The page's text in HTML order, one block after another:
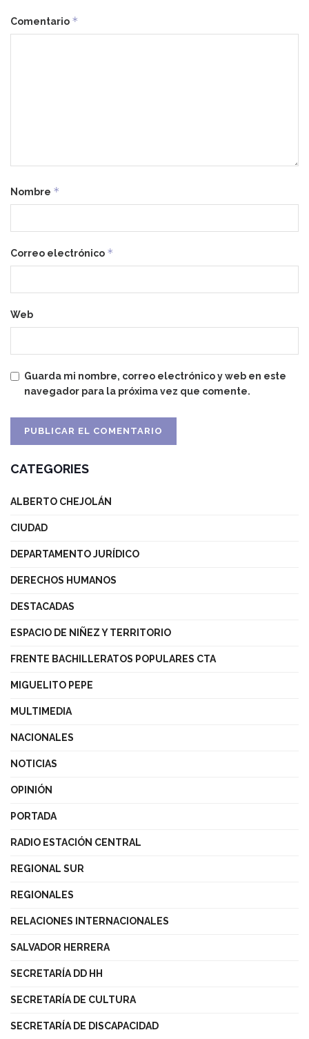
Comentario *
Nombre *
Correo electrónico *
Web
Guarda mi nombre, correo electrónico y web en este
navegador para la próxima vez que comente.
CATEGORIES
ALBERTO CHEJOLÁN
CIUDAD
DEPARTAMENTO JURÍDICO
DERECHOS HUMANOS
DESTACADAS
ESPACIO DE NIÑEZ Y TERRITORIO
FRENTE BACHILLERATOS POPULARES CTA
MIGUELITO PEPE
MULTIMEDIA
NACIONALES
NOTICIAS
OPINIÓN
PORTADA
RADIO ESTACIÓN CENTRAL
REGIONAL SUR
REGIONALES
RELACIONES INTERNACIONALES
SALVADOR HERRERA
SECRETARÍA DD HH
SECRETARÍA DE CULTURA
SECRETARÍA DE DISCAPACIDAD